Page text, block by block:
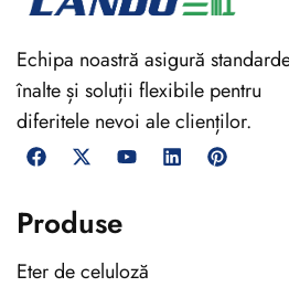
Echipa noastră asigură
înalte și soluții flexibile pentru
diferitele nevoi ale clienților.
Produse
Eter de celuloză